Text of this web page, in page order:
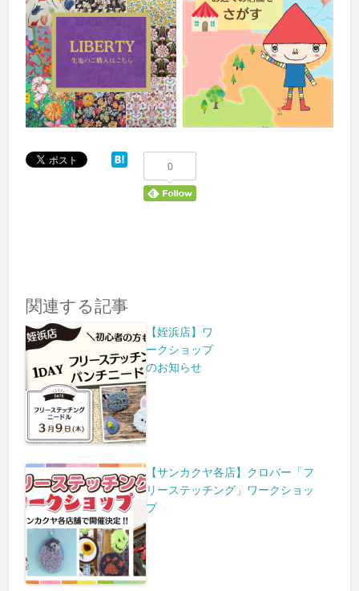
0
関連する記事
【姪浜店】ワ
ークショップ
のお知らせ
【サンカクヤ各店】クロバー「フ
リーステッチング」ワークショッ
プ